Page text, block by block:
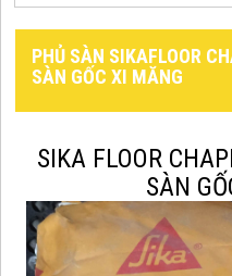
PHỦ SÀN SIKAFLOOR
SÀN GỐC XI MĂNG
SIKA FLOOR
SÀN